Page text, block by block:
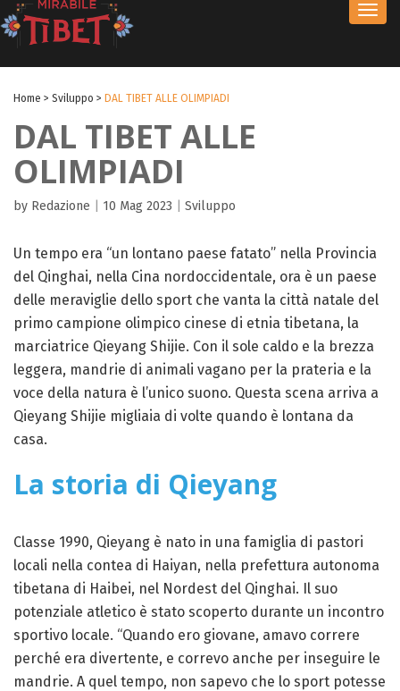
Home > Sviluppo > DAL TIBET ALLE OLIMPIADI
DAL TIBET ALLE
OLIMPIADI
by Redazione 10 Mag 2023 Sviluppo
Un tempo era “un lontano paese fatato” nella Provincia
del Qinghai, nella Cina nordoccidentale, ora è un paese
delle meraviglie dello sport che vanta la città natale del
primo campione olimpico cinese di etnia tibetana, la
marciatrice Qieyang Shijie. Con il sole caldo e la brezza
leggera, mandrie di animali vagano per la prateria e la
voce della natura è l’unico suono. Questa scena arriva a
Qieyang Shijie migliaia di volte quando è lontana da
casa.
La storia di Qieyang
Classe 1990, Qieyang è nato in una famiglia di pastori
locali nella contea di Haiyan, nella prefettura autonoma
tibetana di Haibei, nel Nordest del Qinghai. Il suo
potenziale atletico è stato scoperto durante un incontro
sportivo locale. “Quando ero giovane, amavo correre
perché era divertente, e correvo anche per inseguire le
mandrie. A quel tempo, non sapevo che lo sport potesse